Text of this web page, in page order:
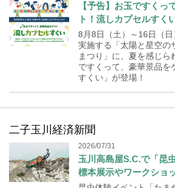
【予告】お玉ですくっ
ト！流しカプセルすく
8月8日（土）～16日（
実施する「太陽と星空
まつり」に、夏を感じら
ですくって、豪華景品
すくい」が登場！
二子玉川経済新聞
2026/07/31
玉川高島屋S.C.で「昆
標本展示やワークショ